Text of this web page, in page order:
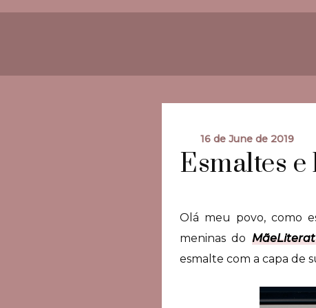
16 de June de 2019
Esmaltes
Olá meu povo, como
meninas do
esmalte com a capa de